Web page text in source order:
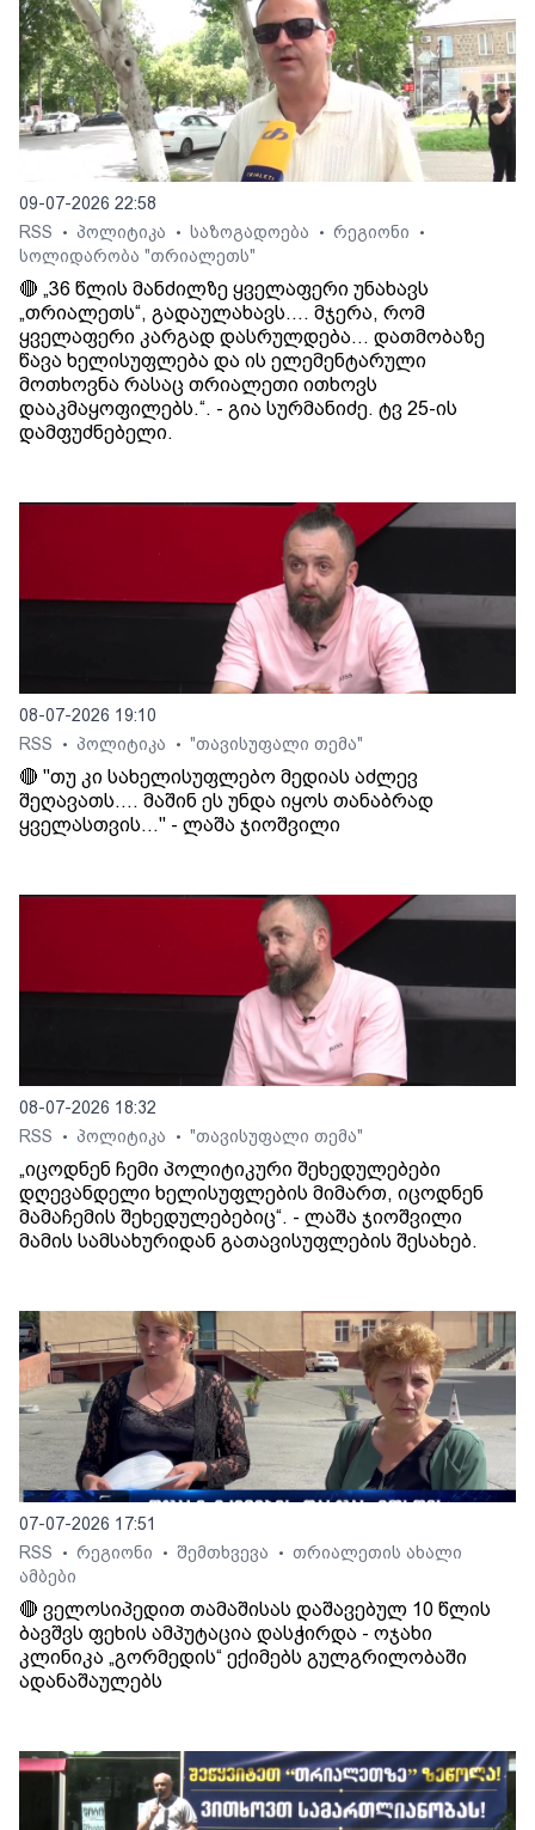
09-07-2026 22:58
RSS
• პოლიტიკა • საზოგადოება • რეგიონი •
სოლიდარობა "თრიალეთს"
🔴 „36 წლის მანძილზე ყველაფერი უნახავს
„თრიალეთს“, გადაულახავს.... მჯერა, რომ
ყველაფერი კარგად დასრულდება... დათმობაზე
წავა ხელისუფლება და ის ელემენტარული
მოთხოვნა რასაც თრიალეთი ითხოვს
დააკმაყოფილებს.“. - გია სურმანიძე. ტვ 25-ის
დამფუძნებელი.
08-07-2026 19:10
RSS
• პოლიტიკა • "თავისუფალი თემა"
🔴 "თუ კი სახელისუფლებო მედიას აძლევ
შეღავათს.... მაშინ ეს უნდა იყოს თანაბრად
ყველასთვის..." - ლაშა ჯიოშვილი
08-07-2026 18:32
RSS
• პოლიტიკა • "თავისუფალი თემა"
„იცოდნენ ჩემი პოლიტიკური შეხედულებები
დღევანდელი ხელისუფლების მიმართ, იცოდნენ
მამაჩემის შეხედულებებიც“. - ლაშა ჯიოშვილი
მამის სამსახურიდან გათავისუფლების შესახებ.
07-07-2026 17:51
RSS
• რეგიონი • შემთხვევა • თრიალეთის ახალი
ამბები
🔴 ველოსიპედით თამაშისას დაშავებულ 10 წლის
ბავშვს ფეხის ამპუტაცია დასჭირდა - ოჯახი
კლინიკა „გორმედის“ ექიმებს გულგრილობაში
ადანაშაულებს